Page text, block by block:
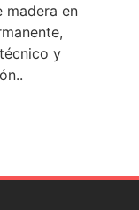
madera en
y